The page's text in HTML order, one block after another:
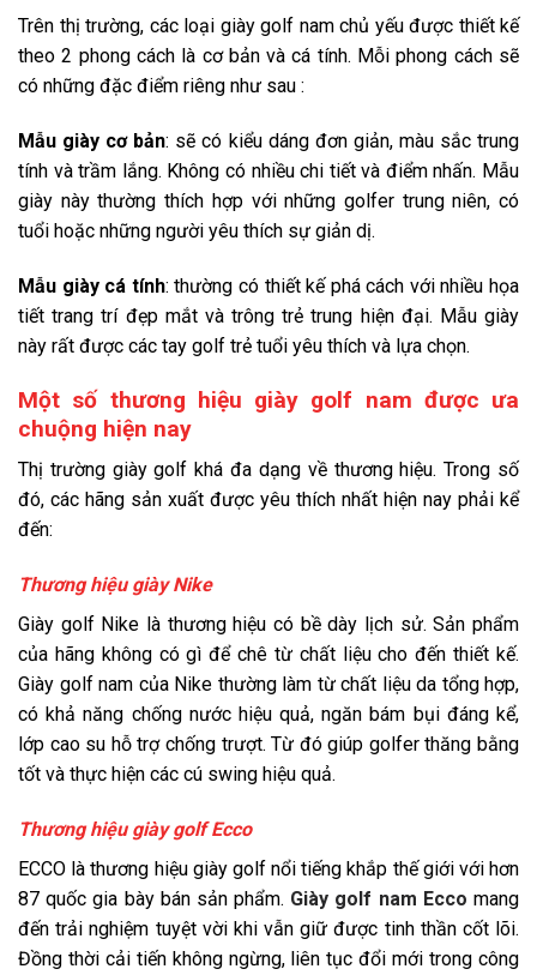
Trên thị trường, các loại giày golf nam chủ yếu được thiết kế
theo 2 phong cách là cơ bản và cá tính. Mỗi phong cách sẽ
có những đặc điểm riêng như sau :
Mẫu giày cơ bản: sẽ có kiểu dáng đơn giản, màu sắc trung
tính và trầm lắng. Không có nhiều chi tiết và điểm nhấn. Mẫu
giày này thường thích hợp với những golfer trung niên, có
tuổi hoặc những người yêu thích sự giản dị.
Mẫu giày cá tính: thường có thiết kế phá cách với nhiều họa
tiết trang trí đẹp mắt và trông trẻ trung hiện đại. Mẫu giày
này rất được các tay golf trẻ tuổi yêu thích và lựa chọn.
Một số thương hiệu giày golf nam được ưa
chuộng hiện nay
Thị trường giày golf khá đa dạng về thương hiệu. Trong số
đó, các hãng sản xuất được yêu thích nhất hiện nay phải kể
đến:
Thương hiệu giày Nike
Giày golf Nike là thương hiệu có bề dày lịch sử. Sản phẩm
của hãng không có gì để chê từ chất liệu cho đến thiết kế.
Giày golf nam của Nike thường làm từ chất liệu da tổng hợp,
có khả năng chống nước hiệu quả, ngăn bám bụi đáng kể,
lớp cao su hỗ trợ chống trượt. Từ đó giúp golfer thăng bằng
tốt và thực hiện các cú swing hiệu quả.
Thương hiệu giày golf Ecco
ECCO là thương hiệu giày golf nổi tiếng khắp thế giới với hơn
87 quốc gia bày bán sản phẩm. Giày golf nam Ecco mang
đến trải nghiệm tuyệt vời khi vẫn giữ được tinh thần cốt lõi.
Đồng thời cải tiến không ngừng, liên tục đổi mới trong công